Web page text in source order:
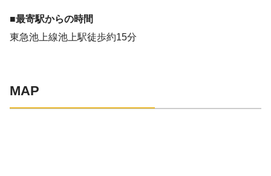
■最寄駅からの時間
東急池上線池上駅徒歩約15分
MAP